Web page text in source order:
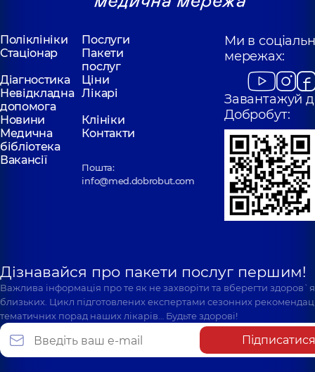
Поліклініки
Послуги
Стаціонар
Пакети
послуг
Діагностика
Ціни
Невідкладна
допомога
Лікарі
Новини
Клініки
Медична
бібліотека
Контакти
Вакансії
Пошта:
info@med.dobrobut.com
Ми в
мережах:
Завантажуй
Добробут:
Дізнавайся про пакети послуг першим!
Важлива інформація про те як не захворіти та вберегти
близьких. Цикл підготовлених експертами сезонних
тематичних порад наших лікарів… Будьте здорові!
Підписатися